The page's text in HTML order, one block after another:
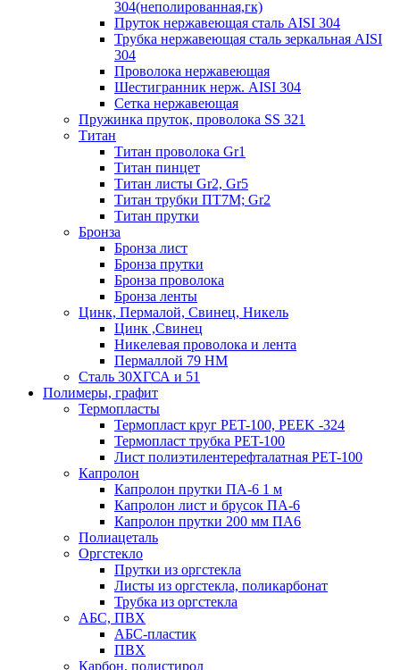
304(неполированная,гк)
Пруток нержавеющая сталь AISI 304
Трубка нержавеющая сталь зеркальная AISI
304
Проволока нержавеющая
Шестигранник нерж. AISI 304
Сетка нержавеющая
Пружинка пруток, проволока SS 321
Титан
Титан проволока Gr1
Титан пинцет
Титан листы Gr2, Gr5
Титан трубки ПТ7М; Gr2
Титан прутки
Бронза
Бронза лист
Бронза прутки
Бронза проволока
Бронза ленты
Цинк, Пермалой, Свинец, Никель
Цинк ,Свинец
Никелевая проволока и лента
Пермаллой 79 НМ
Сталь 30ХГСА и 51
Полимеры, графит
Термопласты
Термопласт круг PET-100, PEEK -324
Термопласт трубка PET-100
Лист полиэтилентерефталатная PET-100
Капролон
Капролон прутки ПА-6 1 м
Капролон лист и брусок ПА-6
Капролон прутки 200 мм ПА6
Полиацеталь
Оргстекло
Прутки из оргстекла
Листы из оргстекла, поликарбонат
Трубка из оргстекла
АБС, ПВХ
АБС-пластик
ПВХ
Карбон, полистирол